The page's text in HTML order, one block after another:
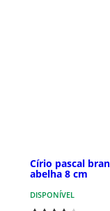
Círio pascal
abelha 8 cm
DISPONÍVEL